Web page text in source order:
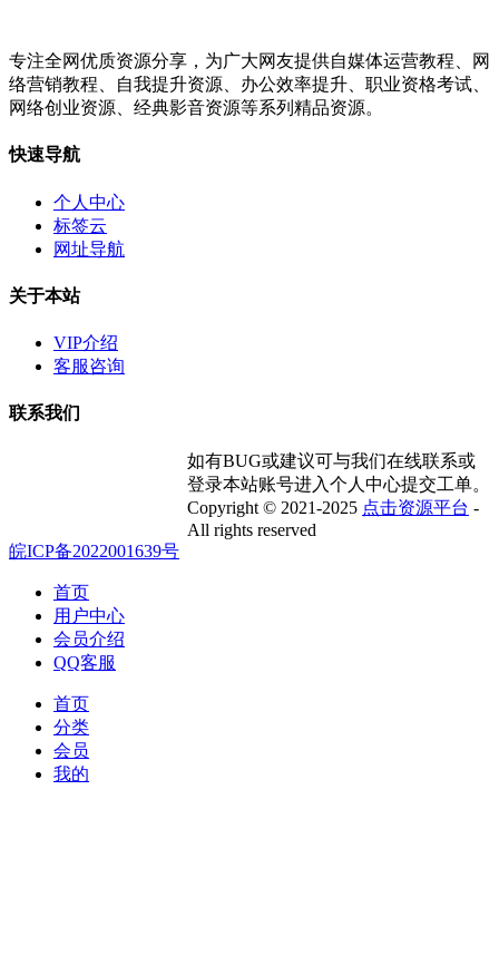
专注全网优质资源分享，为广大网友提供自媒体运营教程、网
络营销教程、自我提升资源、办公效率提升、职业资格考试、
网络创业资源、经典影音资源等系列精品资源。
快速导航
个人中心
标签云
网址导航
关于本站
VIP介绍
客服咨询
联系我们
如有BUG或建议可与我们在线联系或
登录本站账号进入个人中心提交工单。
Copyright © 2021-2025 点击资源平台 -
All rights reserved
皖ICP备2022001639号
首页
用户中心
会员介绍
QQ客服
首页
分类
会员
我的